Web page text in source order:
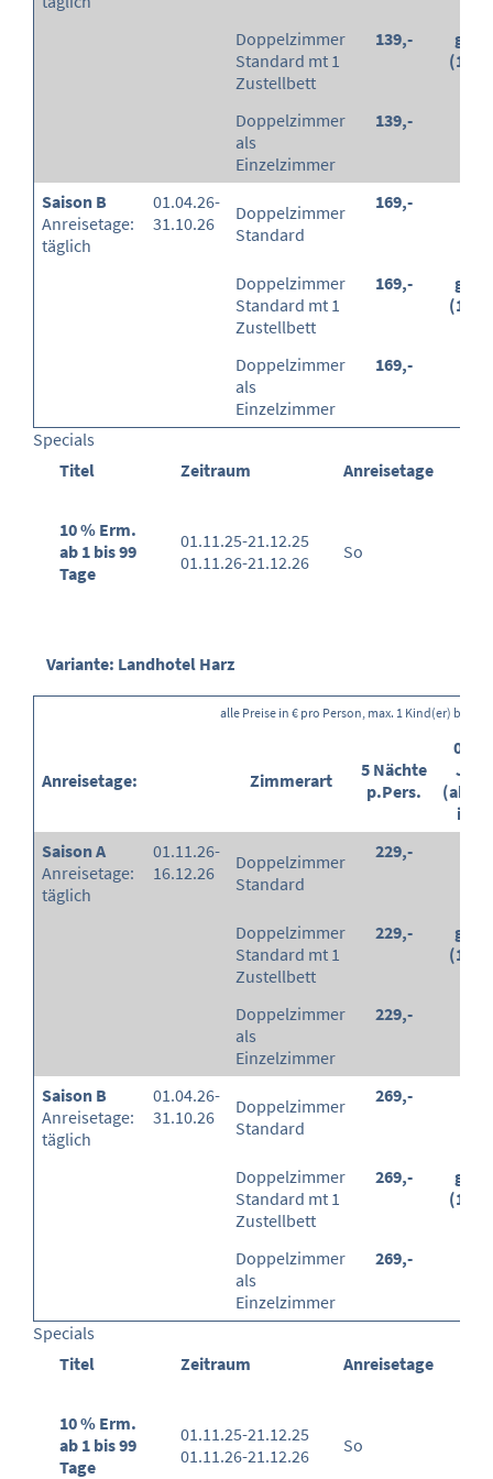
Doppelzimmer
Standard mt 1
Zustellbett
139,-
Doppelzimmer
als
Einzelzimmer
139,-
Saison B
Anreisetage:
täglich
01.04.26-
31.10.26
Doppelzimmer
Standard
169,-
Doppelzimmer
Standard mt 1
Zustellbett
169,-
Doppelzimmer
als
Einzelzimmer
169,-
Specials
Titel
Zeitraum Anreisetage
10 % Erm.
ab 1 bis 99
Tage
01.11.25-21.12.25
01.11.26-21.12.26
So
Variante: Landhotel Harz
alle Preise in € pro Person, max. 1 Kind(er)
Anreisetage: Zimmerart
5 Nächte
p.Pers.
0-
(ab/
in
Saison A
Anreisetage:
täglich
01.11.26-
16.12.26
Doppelzimmer
Standard
229,-
Doppelzimmer
Standard mt 1
Zustellbett
229,-
Doppelzimmer
als
Einzelzimmer
229,-
Saison B
Anreisetage:
täglich
01.04.26-
31.10.26
Doppelzimmer
Standard
269,-
Doppelzimmer
Standard mt 1
Zustellbett
269,-
Doppelzimmer
als
Einzelzimmer
269,-
Specials
Titel
Zeitraum Anreisetage
10 % Erm.
ab 1 bis 99
Tage
01.11.25-21.12.25
01.11.26-21.12.26
So